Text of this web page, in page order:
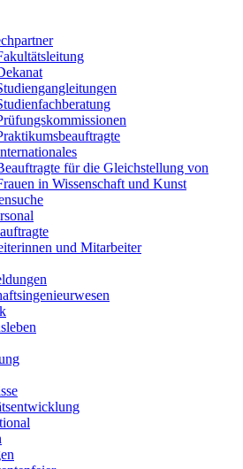
für die Gleichstellung von
in Wissenschaft und Kunst
und Mitarbeiter